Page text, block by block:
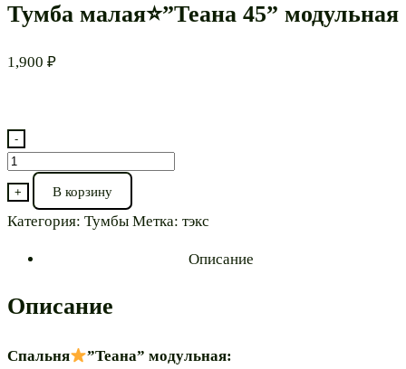
Тумба малая⭐”Теана 45” модульная
1,900 ₽
-
Количество
товара
Тумба
малая⭐”Теана
+ В корзину
Категория: Тумбы Метка: тэкс
Описание
Описание
Спальня
”Теана” модульная: